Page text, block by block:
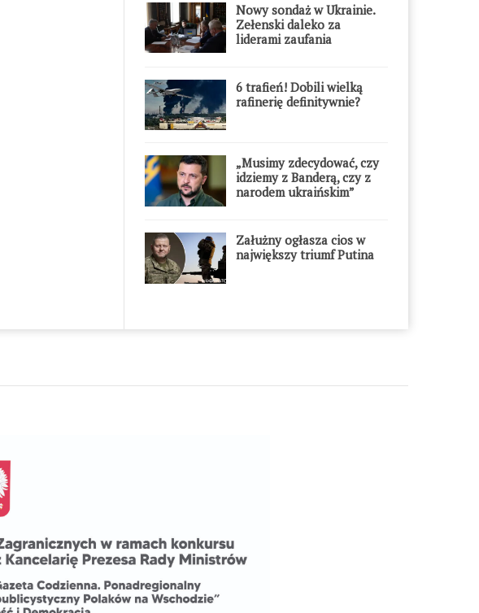
Nowy sondaż w Ukrainie.
Zełenski daleko za
liderami zaufania
6 trafień! Dobili wielką
rafinerię definitywnie?
„Musimy zdecydować, czy
idziemy z Banderą, czy z
narodem ukraińskim”
Załużny ogłasza cios w
największy triumf Putina